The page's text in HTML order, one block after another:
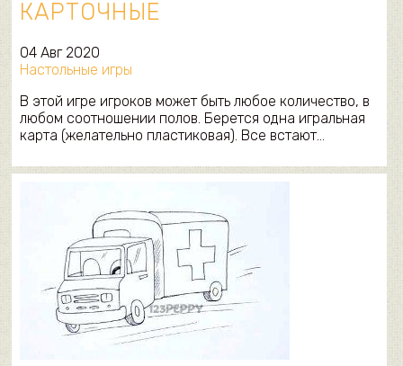
КАРТОЧНЫЕ
04 Авг 2020
Настольные игры
В этой игре игроков может быть любое количество, в
любом соотношении полов. Берется одна игральная
карта (желательно пластиковая). Все встают…